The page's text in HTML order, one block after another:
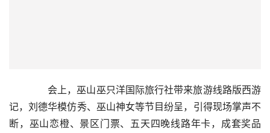
会上，巫山巫只洋国际旅行社带来旅游线路版西游
记，刘德华模仿秀、巫山神女等节目纷呈，引得现场掌声不
断，巫山恋橙、景区门票、五天四晚线路年卡，成套奖品